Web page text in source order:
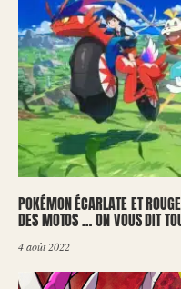
POKÉMON ÉCARLATE ET
DES MOTOS … ON VOUS DIT
4 août 2022